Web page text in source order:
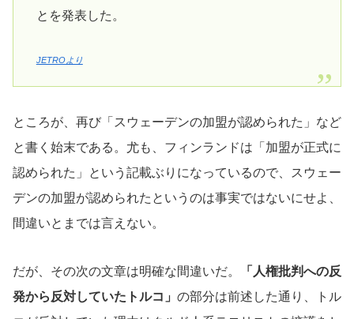
とを発表した。
JETROより
ところが、再び「スウェーデンの加盟が認められた」など
と書く始末である。尤も、フィンランドは「加盟が正式に
認められた」という記載ぶりになっているので、スウェー
デンの加盟が認められたというのは事実ではないにせよ、
間違いとまでは言えない。
だが、その次の文章は明確な間違いだ。
「人権批判への反
発から反対していたトルコ」 の部分は前述した通り、トル